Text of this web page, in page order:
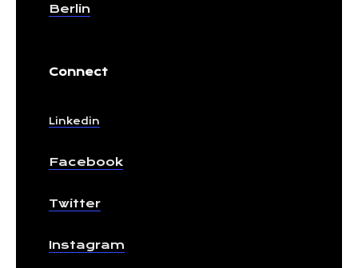
Berlin
Connect
Linkedin
Facebook
Twitter
Instagram